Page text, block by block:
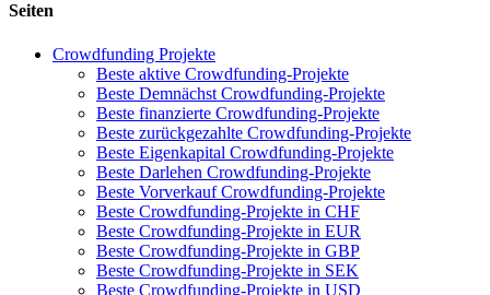
Seiten
Crowdfunding Projekte
Beste aktive Crowdfunding-Projekte
Beste Demnächst Crowdfunding-Projekte
Beste finanzierte Crowdfunding-Projekte
Beste zurückgezahlte Crowdfunding-Projekte
Beste Eigenkapital Crowdfunding-Projekte
Beste Darlehen Crowdfunding-Projekte
Beste Vorverkauf Crowdfunding-Projekte
Beste Crowdfunding-Projekte in CHF
Beste Crowdfunding-Projekte in EUR
Beste Crowdfunding-Projekte in GBP
Beste Crowdfunding-Projekte in SEK
Beste Crowdfunding-Projekte in USD